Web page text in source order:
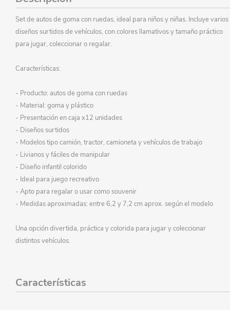
Set de autos de goma con ruedas, ideal para niños y niñas. Incluye varios
diseños surtidos de vehículos, con colores llamativos y tamaño práctico
para jugar, coleccionar o regalar.
Características:
- Producto: autos de goma con ruedas
- Material: goma y plástico
- Presentación en caja x12 unidades
- Diseños surtidos
- Modelos tipo camión, tractor, camioneta y vehículos de trabajo
- Livianos y fáciles de manipular
- Diseño infantil colorido
- Ideal para juego recreativo
- Apto para regalar o usar como souvenir
- Medidas aproximadas: entre 6,2 y 7,2 cm aprox. según el modelo
Una opción divertida, práctica y colorida para jugar y coleccionar
distintos vehículos.
Características